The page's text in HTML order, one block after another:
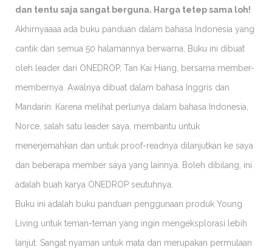
dan tentu saja sangat berguna. Harga tetep sama loh!
Akhirnyaaaa ada buku panduan dalam bahasa Indonesia yang
cantik dan semua 50 halamannya berwarna. Buku ini dibuat
oleh leader dari ONEDROP, Tan Kai Hiang, bersama member-
membernya. Awalnya dibuat dalam bahasa Inggris dan
Mandarin. Karena melihat perlunya dalam bahasa Indonesia,
Norce, salah satu leader saya, membantu untuk
menerjemahkan dan untuk proof-readnya dilanjutkan ke saya
dan beberapa member saya yang lainnya. Boleh dibilang, ini
adalah buah karya ONEDROP seutuhnya.
Buku ini adalah buku panduan penggunaan produk Young
Living untuk teman-teman yang ingin mengeksplorasi lebih
lanjut. Sangat nyaman untuk mata dan merupakan permulaan